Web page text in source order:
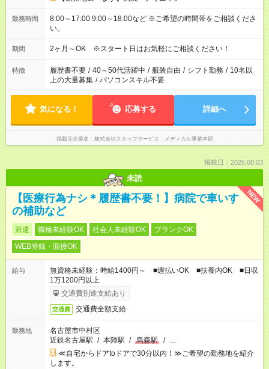
勤務時間
8:00～17:00 9:00～18:00など ※ご希望の時間帯をご相談くださ
い。
期間 2ヶ月～OK ※スタート日はお気軽にご相談ください！
特徴 履歴書不要 / 40～50代活躍中 / 服装自由 / シフト勤務 / 10名以
上の大量募集 / パソコンスキル不要
気になる！ 応募する 詳細へ
掲載元企業名 株式会社スタッフサービス メディカル事業本部
掲載日：2026.08.03
未読
NEW
【医療行為ナシ＊履歴書不要！】病院で車いす
の補助など
派遣 職種未経験OK 社会人未経験OK
ブランクOK
WEB登録・面接OK
給与
無資格未経験：時給1400円～ ■週払いOK ■扶養内OK ■日収
1万1200円以上
交通費別途支給あり
交通費 交通費全額支給
勤務地
名古屋市中村区
近鉄名古屋駅 / 本陣駅 / 烏森駅 / …
≪自宅からドアtoドアで30分以内！≫ご希望の勤務地を紹介
します。